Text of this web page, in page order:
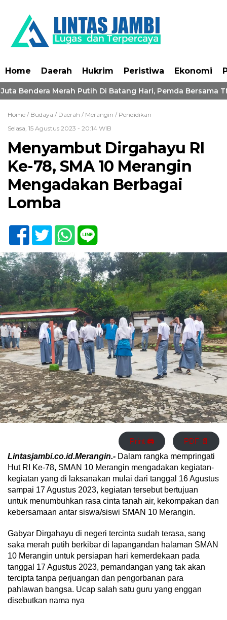
Home Daerah Hukrim Peristiwa Ekonomi
Bendera Merah Putih Di Batang Hari, Pemda Bersama
Home / Budaya / Daerah / Merangin / Pendidikan
Selasa, 15 Agustus 2023 - 20:14 WIB
Menyambut Dirgahayu RI
Ke-78, SMA 10 Merangin
Mengadakan Berbagai
Lomba
Print 🖨 PDF 📄
Lintasjambi.co.id.Merangin.- Dalam rangka mempringati
Hut RI Ke-78, SMAN 10 Merangin mengadakan kegiatan-
kegiatan yang di laksanakan mulai dari tanggal 16 Agustus
sampai 17 Agustus 2023, kegiatan tersebut bertujuan
untuk menumbuhkan rasa cinta tanah air, kekompakan dan
kebersamaan antar siswa/siswi SMAN 10 Merangin.
Gabyar Dirgahayu di negeri tercinta sudah terasa, sang
saka merah putih berkibar di lapangandan halaman SMAN
10 Merangin untuk persiapan hari kemerdekaan pada
tanggal 17 Agustus 2023, pemandangan yang tak akan
tercipta tanpa perjuangan dan pengorbanan para
pahlawan bangsa. Ucap salah satu guru yang enggan
disebutkan nama nya